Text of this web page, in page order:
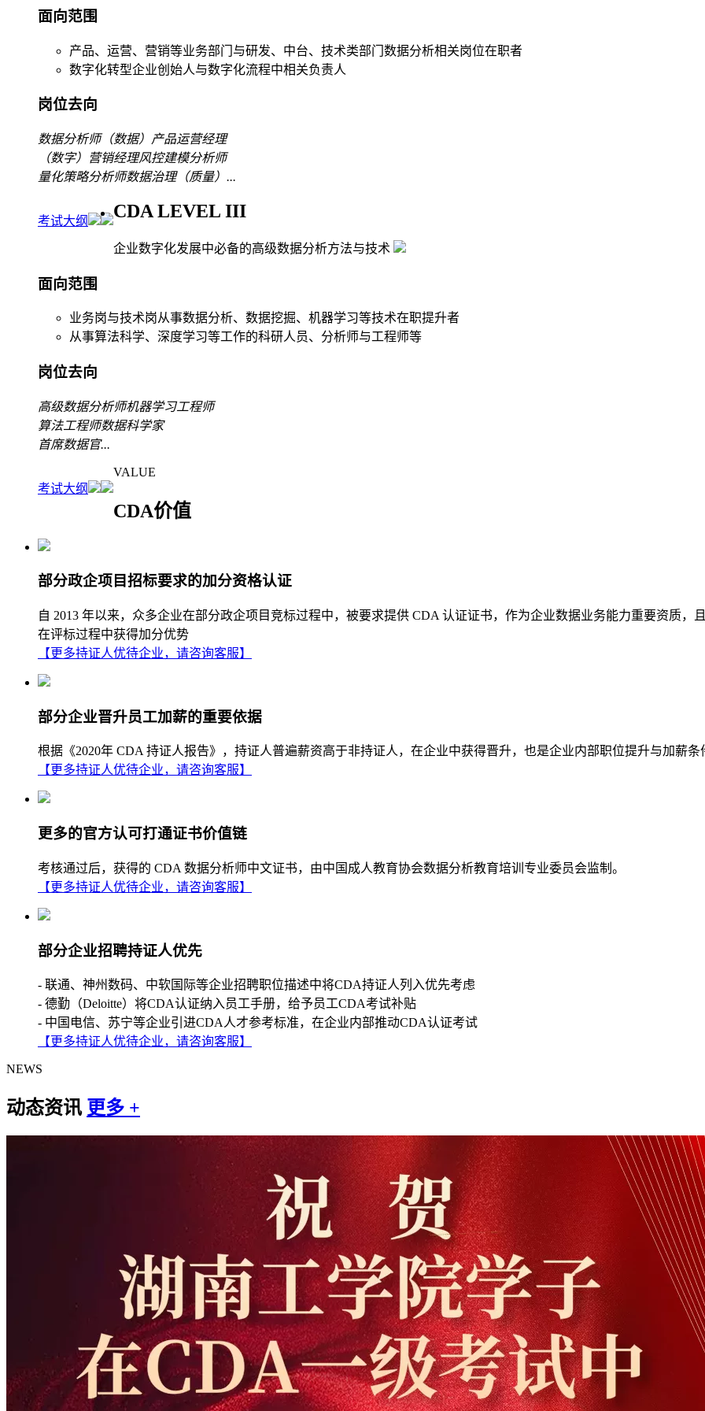
面向范围
产品、运营、营销等业务部门与研发、中台、技术类部门数据分析相关岗位在职者
数字化转型企业创始人与数字化流程中相关负责人
岗位去向
数据分析师（数据）产品运营经理
（数字）营销经理风控建模分析师
量化策略分析师数据治理（质量） ...
考试大纲 CDA LEVEL III
企业数字化发展中必备的高级数据分析方法与技术
面向范围
业务岗与技术岗从事数据分析、数据挖掘、机器学习等技术在职提升者
从事算法科学、深度学习等工作的科研人员、分析师与工程师等
岗位去向
高级数据分析师机器学习工程师
算法工程师数据科学家
首席数据官...
考试大纲
VALUE
CDA价值
部分政企项目招标要求的加分资格认证
自 2013 年以来，众多企业在部分政企项目竞标过程中，被要求提供 CDA 认证证书，作为企业数据业务能力重要资质
在评标过程中获得加分优势
【更多持证人优待企业，请咨询客服】
部分企业晋升员工加薪的重要依据
根据《2020年 CDA 持证人报告》，持证人普遍薪资高于非持证人，在企业中获得晋升，也是企业内部职位提升与加薪条
【更多持证人优待企业，请咨询客服】
更多的官方认可打通证书价值链
考核通过后，获得的 CDA 数据分析师中文证书，由中国成人教育协会数据分析教育培训专业委员会监制。
【更多持证人优待企业，请咨询客服】
部分企业招聘持证人优先
- 联通、神州数码、中软国际等企业招聘职位描述中将CDA持证人列入优先考虑
- 德勤（Deloitte）将CDA认证纳入员工手册，给予员工CDA考试补贴
- 中国电信、苏宁等企业引进CDA人才参考标准，在企业内部推动CDA认证考试
【更多持证人优待企业，请咨询客服】
NEWS
动态资讯 更多 +